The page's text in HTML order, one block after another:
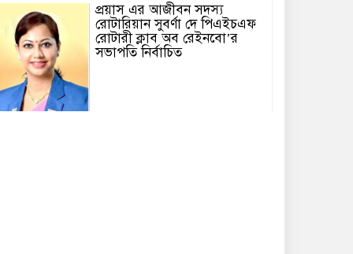
প্রয়াস এর আজীবন সদস্য
রোটারিয়ান সুবর্ণা দে পিএইচএফ
রোটারী ক্লাব অব রেইনবো’র
সভাপতি নির্বাচিত